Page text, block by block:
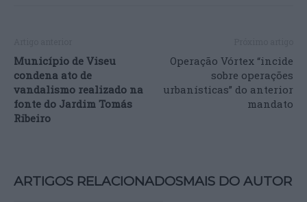
Município de Viseu
condena ato de
vandalismo realizado na
fonte do Jardim Tomás
Ribeiro
Operação Vórtex “incide
sobre operações
urbanísticas” do anterior
mandato
ARTIGOS RELACIONADOSMAIS DO AUTOR